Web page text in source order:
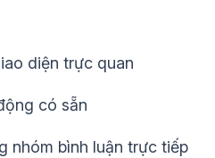
diện trực quan
có sẵn
nhóm bình luận trực tiếp